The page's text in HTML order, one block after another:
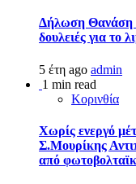
Δήλωση Θανάση
δουλειές για το
5 έτη ago admin
1 min read
Κορινθία
Χωρίς ενεργό
Σ.Μουρίκης
από